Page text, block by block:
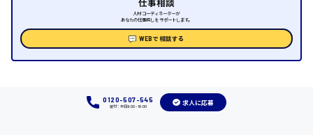
仕事相談
人材コーディネーターが
あなたの仕事探しをサポートします。
WEBで相談する
0120-507-545
受付：平日9:00 - 18:00
求人に応募